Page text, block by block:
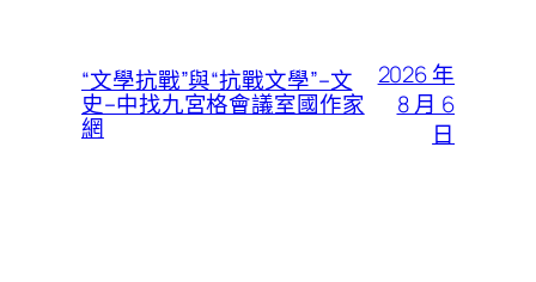
“文學抗戰”與“抗戰文學”–文
史–中找九宮格會議室國作家
網
2026 年
8 月 6
日